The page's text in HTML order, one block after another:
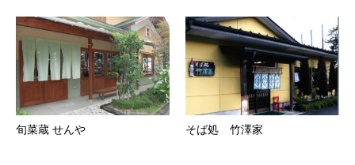
旬菜蔵 せんや そば処 竹澤家